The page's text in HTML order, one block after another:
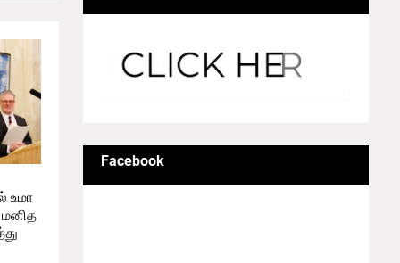
உமா
Facebook